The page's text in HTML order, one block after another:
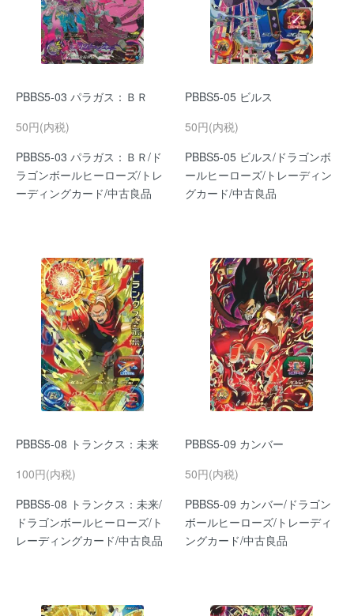
PBBS5-03 パラガス：ＢＲ
50円(内税)
PBBS5-03 パラガス：ＢＲ/ド
ラゴンボールヒーローズ/トレ
ーディングカード/中古良品
PBBS5-05 ビルス
50円(内税)
PBBS5-05 ビルス/ドラゴンボ
ールヒーローズ/トレーディン
グカード/中古良品
PBBS5-08 トランクス：未来
100円(内税)
PBBS5-08 トランクス：未来/
ドラゴンボールヒーローズ/ト
レーディングカード/中古良品
PBBS5-09 カンバー
50円(内税)
PBBS5-09 カンバー/ドラゴン
ボールヒーローズ/トレーディ
ングカード/中古良品